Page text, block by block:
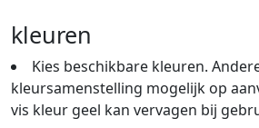
kleuren
Kies beschikbare kleuren.
kleursamenstelling mogelijk op
vis kleur geel kan vervagen bij